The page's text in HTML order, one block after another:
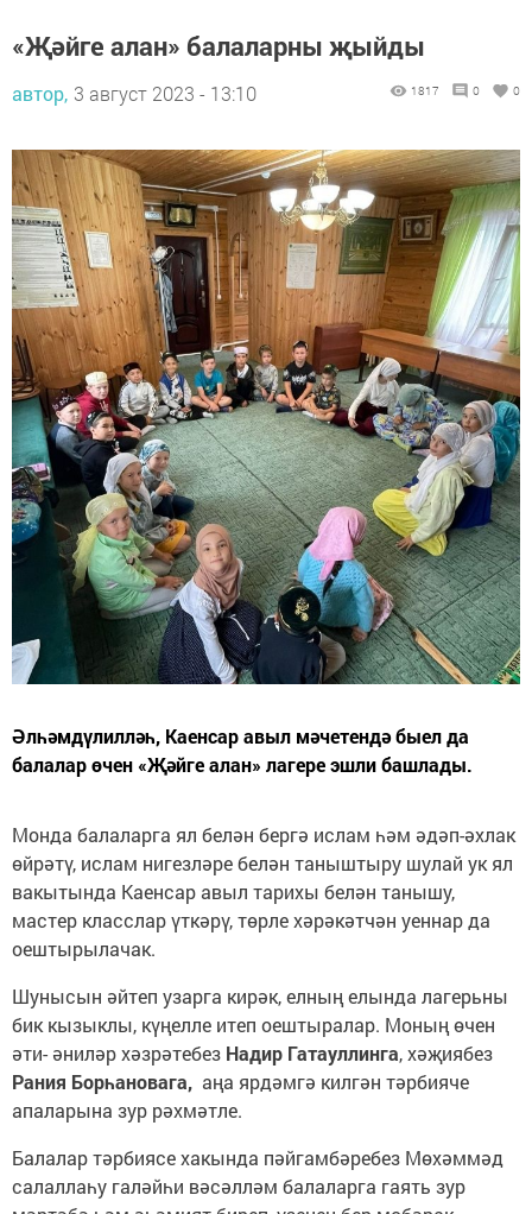
«Җәйге алан» балаларны җыйды
автор, 3 август 2023 - 13:10 1817 0 0
Әлһәмдүлилләһ, Каенсар авыл мәчетендә быел да
балалар өчен «Җәйге алан» лагере эшли башлады.
Монда балаларга ял белән бергә ислам һәм әдәп-әхлак
өйрәтү, ислам нигезләре белән таныштыру шулай ук ял
вакытында Каенсар авыл тарихы белән танышу,
мастер класслар үткәрү, төрле хәрәкәтчән уеннар да
оештырылачак.
Шунысын әйтеп узарга кирәк, елның елында лагерьны
бик кызыклы, күңелле итеп оештыралар. Моның өчен
әти- әниләр хәзрәтебез Надир Гатауллинга, хәҗиябез
Рания Борһановага, аңа ярдәмгә килгән тәрбияче
апаларына зур рәхмәтле.
Балалар тәрбиясе хакында пәйгамбәребез Мөхәммәд
салаллаһу галәйһи вәсәлләм балаларга гаять зур